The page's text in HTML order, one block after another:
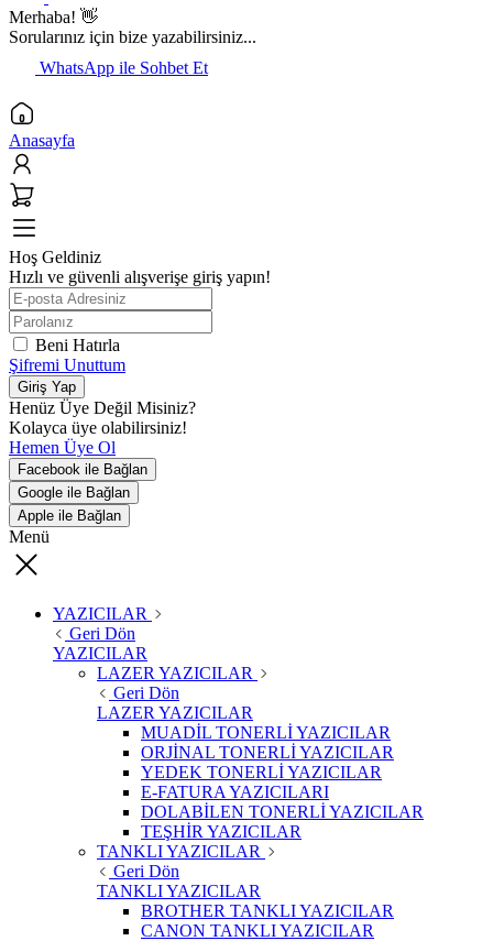
Merhaba! 👋
Sorularınız için bize yazabilirsiniz...
WhatsApp ile Sohbet Et
Anasayfa
Hoş Geldiniz
Hızlı ve güvenli alışverişe giriş yapın!
Beni Hatırla
Şifremi Unuttum
Giriş Yap
Henüz Üye Değil Misiniz?
Kolayca üye olabilirsiniz!
Hemen Üye Ol
Facebook ile Bağlan
Google ile Bağlan
Apple ile Bağlan
Menü
YAZICILAR
Geri Dön
YAZICILAR
LAZER YAZICILAR
Geri Dön
LAZER YAZICILAR
MUADİL TONERLİ YAZICILAR
ORJİNAL TONERLİ YAZICILAR
YEDEK TONERLİ YAZICILAR
E-FATURA YAZICILARI
DOLABİLEN TONERLİ YAZICILAR
TEŞHİR YAZICILAR
TANKLI YAZICILAR
Geri Dön
TANKLI YAZICILAR
BROTHER TANKLI YAZICILAR
CANON TANKLI YAZICILAR